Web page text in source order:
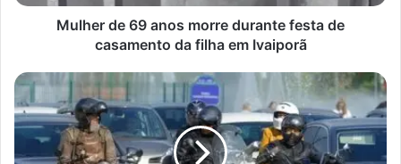
casamento
Ivaiporã
Mulher de 69 anos morre durante festa de
casamento da filha em Ivaiporã
Acidentes
com
motociclistas
sobrecarregam
o